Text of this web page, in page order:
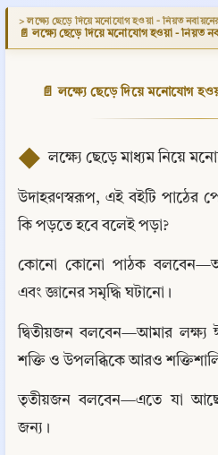
> লক্ষ্যে ছেড়ে দিয়ে মনোযোগ হওয়া - নিয়ত
📄 লক্ষ্যে ছেড়ে দিয়ে মনোযোগ হওয়া - নিয়ত
📄 লক্ষ্যে ছেড়ে দিয়ে মনোযোগ
◆ লক্ষ্যে ছেড়ে মাধ্যম নিয়ে
উদাহরণস্বরূপ, এই বইটি পাঠের
কি পড়তে হবে বলেই পড়া?
কোনো কোনো পাঠক
এবং জ্ঞানের সমৃদ্ধি ঘটানো।
দ্বিতীয়জন বলবেন—আমার লক্ষ্য
শক্তি ও উপলব্ধিকে আরও
তৃতীয়জন বলবেন—এতে যা
জন্য।